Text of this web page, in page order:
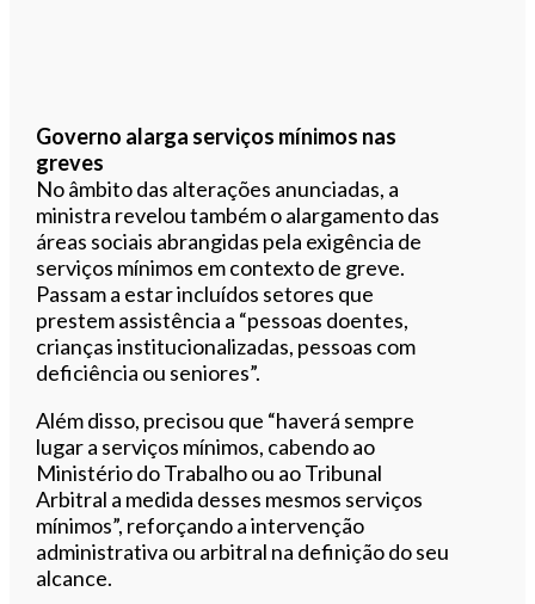
Governo alarga serviços mínimos nas
greves
No âmbito das alterações anunciadas, a
ministra revelou também o alargamento das
áreas sociais abrangidas pela exigência de
serviços mínimos em contexto de greve.
Passam a estar incluídos setores que
prestem assistência a “pessoas doentes,
crianças institucionalizadas, pessoas com
deficiência ou seniores”.
Além disso, precisou que “haverá sempre
lugar a serviços mínimos, cabendo ao
Ministério do Trabalho ou ao Tribunal
Arbitral a medida desses mesmos serviços
mínimos”, reforçando a intervenção
administrativa ou arbitral na definição do seu
alcance.